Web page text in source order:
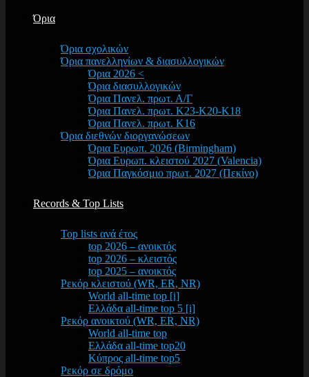
Όρια
Όρια σχολικών
Όρια πανελληνίων & διασυλλογικών
Όρια 2026 <
Όρια διασυλλογικών
Όρια Πανελ. πρωτ. Α/Γ
Όρια Πανελ. πρωτ. Κ23-Κ20-Κ18
Όρια Πανελ. πρωτ. Κ16
Όρια διεθνών διοργανώσεων
Όρια Ευρωπ. 2026 (Birmingham)
Όρια Ευρωπ. κλειστού 2027 (Valencia)
Όρια Παγκόσμιο πρωτ. 2027 (Πεκίνο)
Records & Top Lists
Top lists ανά έτος
top 2026 – ανοικτός
top 2026 – κλειστός
top 2025 – ανοικτός
Ρεκόρ κλειστού (WR, ER, NR)
World all-time top [i]
Ελλάδα all-time top 5 [i]
Ρεκόρ ανοικτού (WR, ER, NR)
World all-time top
Ελλάδα all-time top20
Κύπρος all-time top5
Ρεκόρ σε δρόμο